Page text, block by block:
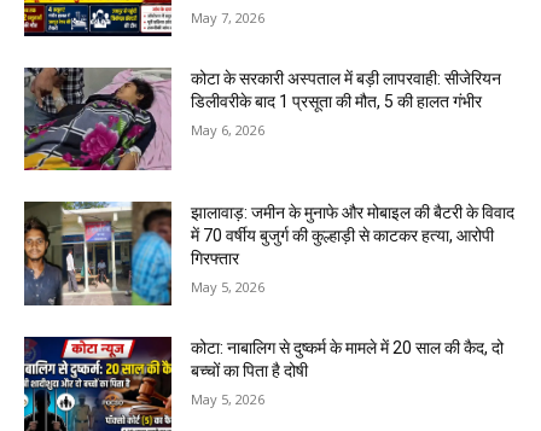
May 7, 2026
कोटा के सरकारी अस्पताल में बड़ी लापरवाही: सीजेरियन
डिलीवरीके बाद 1 प्रसूता की मौत, 5 की हालत गंभीर
May 6, 2026
झालावाड़: जमीन के मुनाफे और मोबाइल की बैटरी के विवाद
में 70 वर्षीय बुजुर्ग की कुल्हाड़ी से काटकर हत्या, आरोपी
गिरफ्तार
May 5, 2026
कोटा: नाबालिग से दुष्कर्म के मामले में 20 साल की कैद, दो
बच्चों का पिता है दोषी
May 5, 2026